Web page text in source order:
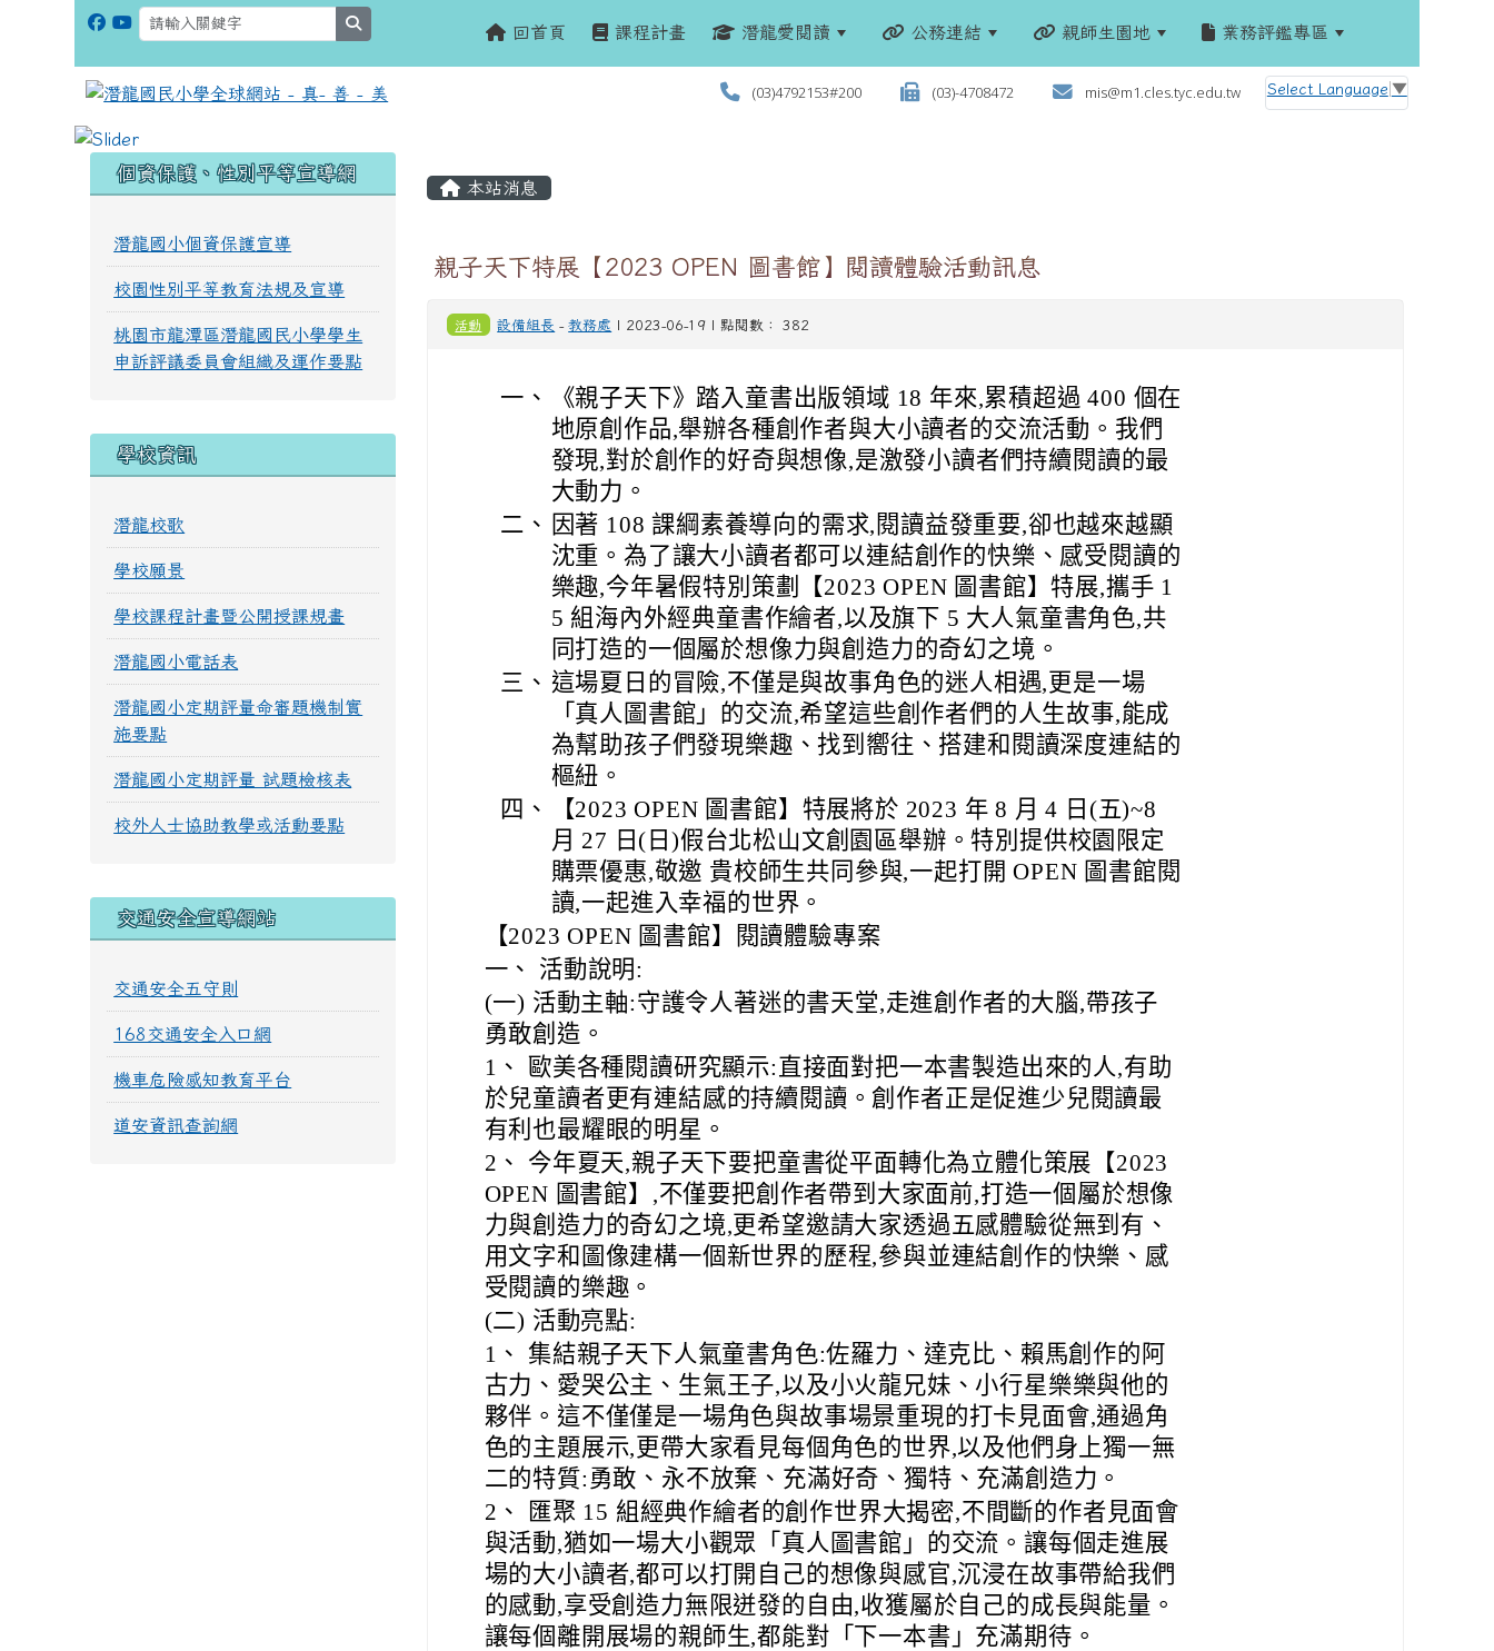
回首頁 課程計畫 潛龍愛閱讀 公務連結 親師生園地 業務評鑑專區
(03)4792153#200 (03)-4708472 mis@m1.cles.tyc.edu.tw Select Language ▼
本站消息
親子天下特展【2023 OPEN 圖書館】閱讀體驗活動訊息
活動 設備組長 -教務處 | 2023-06-19 | 點閱數： 382
一、
《親子天下》踏入童書出版領域 18 年來,累積超過 400 個在
地原創作品,舉辦各種創作者與大小讀者的交流活動。我們
發現,對於創作的好奇與想像,是激發小讀者們持續閱讀的最
大動力。
二、 因著 108 課綱素養導向的需求,閱讀益發重要,卻也越來越顯
沈重。為了讓大小讀者都可以連結創作的快樂、感受閱讀的
樂趣,今年暑假特別策劃【2023 OPEN 圖書館】特展,攜手 1
5 組海內外經典童書作繪者,以及旗下 5 大人氣童書角色,共
同打造的一個屬於想像力與創造力的奇幻之境。
三、 這場夏日的冒險,不僅是與故事角色的迷人相遇,更是一場
「真人圖書館」的交流,希望這些創作者們的人生故事,能成
為幫助孩子們發現樂趣、找到嚮往、搭建和閱讀深度連結的
樞紐。
四、
【2023 OPEN 圖書館】特展將於 2023 年 8 月 4 日(五)~8
月 27 日(日)假台北松山文創園區舉辦。特別提供校園限定
購票優惠,敬邀 貴校師生共同參與,一起打開 OPEN 圖書館閱
讀,一起進入幸福的世界。
【2023 OPEN 圖書館】閱讀體驗專案
一、 活動說明:
(一) 活動主軸:守護令人著迷的書天堂,走進創作者的大腦,帶孩子
勇敢創造。
1、 歐美各種閱讀研究顯示:直接面對把一本書製造出來的人,有助
於兒童讀者更有連結感的持續閱讀。創作者正是促進少兒閱讀最
有利也最耀眼的明星。
2、 今年夏天,親子天下要把童書從平面轉化為立體化策展【2023
OPEN 圖書館】,不僅要把創作者帶到大家面前,打造一個屬於想像
力與創造力的奇幻之境,更希望邀請大家透過五感體驗從無到有、
用文字和圖像建構一個新世界的歷程,參與並連結創作的快樂、感
受閱讀的樂趣。
(二) 活動亮點:
1、 集結親子天下人氣童書角色:佐羅力、達克比、賴馬創作的阿
古力、愛哭公主、生氣王子,以及小火龍兄妹、小行星樂樂與他的
夥伴。這不僅僅是一場角色與故事場景重現的打卡見面會,通過角
色的主題展示,更帶大家看見每個角色的世界,以及他們身上獨一無
二的特質:勇敢、永不放棄、充滿好奇、獨特、充滿創造力。
2、 匯聚 15 組經典作繪者的創作世界大揭密,不間斷的作者見面會
與活動,猶如一場大小觀眾「真人圖書館」的交流。讓每個走進展
場的大小讀者,都可以打開自己的想像與感官,沉浸在故事帶給我們
的感動,享受創造力無限迸發的自由,收獲屬於自己的成長與能量。
讓每個離開展場的親師生,都能對「下一本書」充滿期待。
個資保護、性別平等宣導網
潛龍國小個資保護宣導
校園性別平等教育法規及宣導
桃園市龍潭區潛龍國民小學學生
申訴評議委員會組織及運作要點
學校資訊
潛龍校歌
學校願景
學校課程計畫暨公開授課規畫
潛龍國小電話表
潛龍國小定期評量命審題機制實
施要點
潛龍國小定期評量 試題檢核表
校外人士協助教學或活動要點
交通安全宣導網站
交通安全五守則
168交通安全入口網
機車危險感知教育平台
道安資訊查詢網